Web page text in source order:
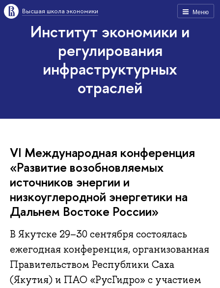
Меню
Высшая школа экономики
Институт экономики и
регулирования
инфраструктурных
отраслей
VI Международная конференция
«Развитие возобновляемых
источников энергии и
низкоуглеродной энергетики на
Дальнем Востоке России»
В Якутске 29–30 сентября состоялась
ежегодная конференция, организованная
Правительством Республики Саха
(Якутия) и ПАО «РусГидро» с участием